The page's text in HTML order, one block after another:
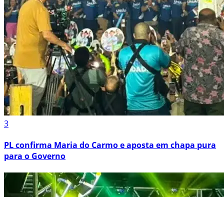
3
PL confirma Maria do Carmo e aposta em chapa pura
para o Governo